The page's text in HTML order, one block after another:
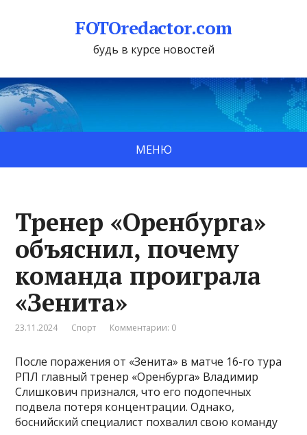
FOTOredactor.com
будь в курсе новостей
МЕНЮ
Тренер «Оренбурга»
объяснил, почему
команда проиграла
«Зенита»
23.11.2024 Спорт Комментарии: 0
После поражения от «Зенита» в матче 16-го тура
РПЛ главный тренер «Оренбурга» Владимир
Слишкович признался, что его подопечных
подвела потеря концентрации. Однако,
боснийский специалист похвалил свою команду